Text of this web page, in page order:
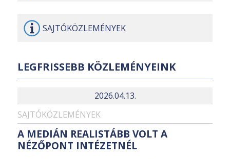
SAJTÓKÖZLEMÉNYEK
LEGFRISSEBB KÖZLEMÉNYEINK
2026.04.13.
SAJTÓKÖZLEMÉNYEK
A MEDIÁN REALISTÁBB VOLT A
NÉZŐPONT INTÉZETNÉL